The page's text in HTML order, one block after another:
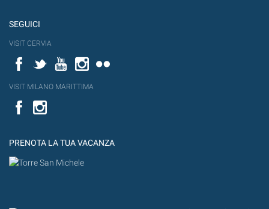
SEGUICI
VISIT CERVIA
FacebookTwitterYouTubeInstagram
VISIT MILANO MARITTIMA
Facebook
PRENOTA LA TUA VACANZA